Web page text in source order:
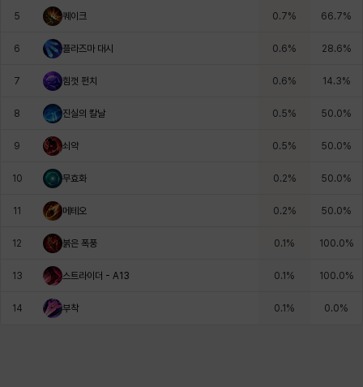
이슈트반
츠바메
코렐라인
펜리르 펠릭스 피올로 하트
헤이즈 히스이
5 퀘이크 0.7% 66.7%
6 플라즈마 대시 0.6% 28.6%
7 힘껏 펀치 0.6% 14.3%
8 진실의 칼날 0.5% 50.0%
9 쇠약 0.5% 50.0%
10 무효화 0.2% 50.0%
11 메테오 0.2% 50.0%
12 붉은 폭풍 0.1% 100.0%
13 스트라이더 - A13 0.1% 100.0%
14 부착 0.1 % 0.0%